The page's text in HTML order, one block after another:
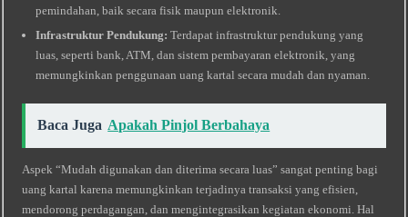
pemindahan, baik secara fisik maupun elektronik.
Infrastruktur Pendukung: Terdapat infrastruktur pendukung yang
luas, seperti bank, ATM, dan sistem pembayaran elektronik, yang
memungkinkan penggunaan uang kartal secara mudah dan nyaman.
Baca Juga Apakah Pinjol Berbahaya
Aspek “Mudah digunakan dan diterima secara luas” sangat penting bagi
uang kartal karena memungkinkan terjadinya transaksi yang efisien,
mendorong perdagangan, dan mengintegrasikan kegiatan ekonomi. Hal